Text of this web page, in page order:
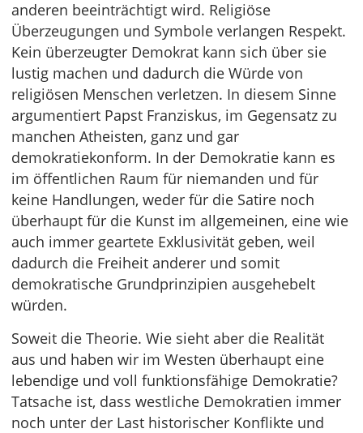
anderen beeinträchtigt wird. Religiöse
Überzeugungen und Symbole verlangen Respekt.
Kein überzeugter Demokrat kann sich über sie
lustig machen und dadurch die Würde von
religiösen Menschen verletzen. In diesem Sinne
argumentiert Papst Franziskus, im Gegensatz zu
manchen Atheisten, ganz und gar
demokratiekonform. In der Demokratie kann es
im öffentlichen Raum für niemanden und für
keine Handlungen, weder für die Satire noch
überhaupt für die Kunst im allgemeinen, eine wie
auch immer geartete Exklusivität geben, weil
dadurch die Freiheit anderer und somit
demokratische Grundprinzipien ausgehebelt
würden.
Soweit die Theorie. Wie sieht aber die Realität
aus und haben wir im Westen überhaupt eine
lebendige und voll funktionsfähige Demokratie?
Tatsache ist, dass westliche Demokratien immer
noch unter der Last historischer Konflikte und